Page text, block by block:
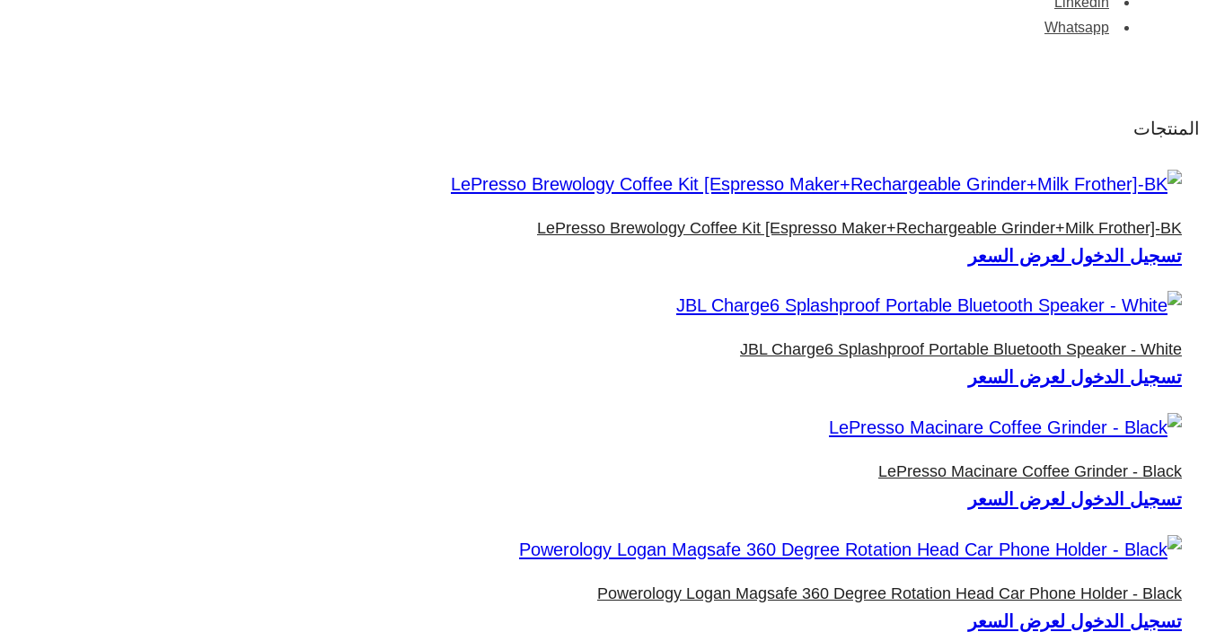
Whatsapp
المنتجات
LePresso Brewology Coffee Kit [Espresso Maker+Rechargeable Grinder+Milk Frother]-BK
تسجيل الدخول لعرض السعر
JBL Charge6 Splashproof Portable Bluetooth Speaker - White
تسجيل الدخول لعرض السعر
LePresso Macinare Coffee Grinder - Black
تسجيل الدخول لعرض السعر
Powerology Logan Magsafe 360 Degree Rotation Head Car Phone Holder - Black
تسجيل الدخول لعرض السعر